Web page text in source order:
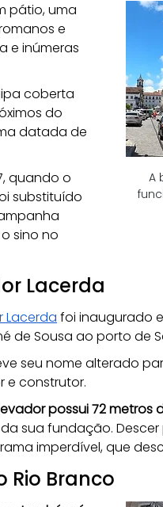
A
pátio, uma
e
e inúmeras
coberta
do
datada de
quando o
substituído
sino no
Lacerda
Lacerda foi inaugurado
de Sousa ao porto de
seu nome alterado
e construtor.
possui 72 metros
sua fundação. Descer
imperdível, que
Rio Branco